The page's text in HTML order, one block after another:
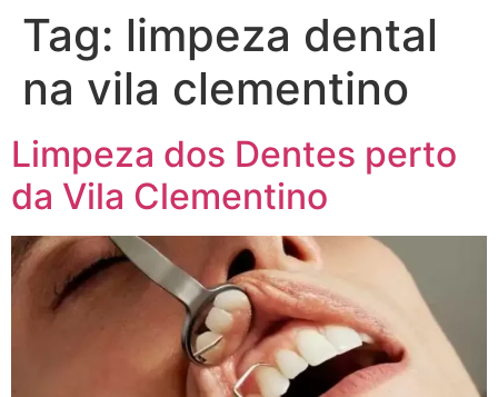
Tag: limpeza dental
na vila clementino
Limpeza dos Dentes perto
da Vila Clementino